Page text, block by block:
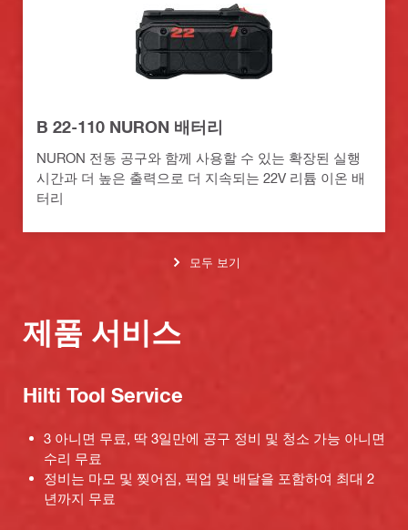
B 22-110 NURON 배터리
NURON 전동 공구와 함께 사용할 수 있는 확장된 실행
시간과 더 높은 출력으로 더 지속되는 22V 리튬 이온 배
터리
모두 보기
제품 서비스
Hilti Tool Service
3 아니면 무료, 딱 3일만에 공구 정비 및 청소 가능 아니면
수리 무료
정비는 마모 및 찢어짐, 픽업 및 배달을 포함하여 최대 2
년까지 무료